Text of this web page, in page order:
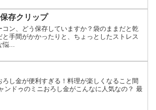
存クリップ
コン、どう保存していますか？袋のままだと乾
手間がかかったりと、ちょっとしたストレス
悩...
ろし金が便利すぎる！料理が楽しくなること間
ンドゥのミニおろし金がこんなに人気なの？ 最